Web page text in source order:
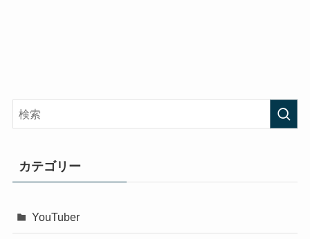
カテゴリー
YouTuber